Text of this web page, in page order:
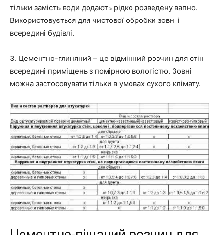
тільки замість води додають рідко розведену вапно.
Використовується для чистової обробки зовні і
всередині будівлі.
3. Цементно-глиняний – це відмінний розчин для стін
всередині приміщень з помірною вологістю. Зовні
можна застосовувати тільки в умовах сухого клімату.